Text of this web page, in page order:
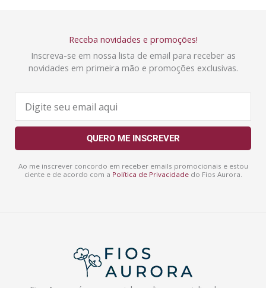
Receba novidades e promoções!
Inscreva-se em nossa lista de email para receber as
novidades em primeira mão e promoções exclusivas.
m
i
QUERO ME INSCREVER
Ao me inscrever concordo em receber emails promocionais e estou
ciente e de acordo com a Política de Privacidadedo Fios Aurora.